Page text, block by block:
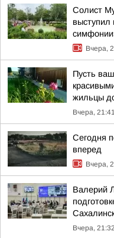
Солист
выступил
Вчера,
Пусть
жильцы
Вчера, 21:41
Сегодня
вперед
Вчера,
Валерий
Вчера, 21:32